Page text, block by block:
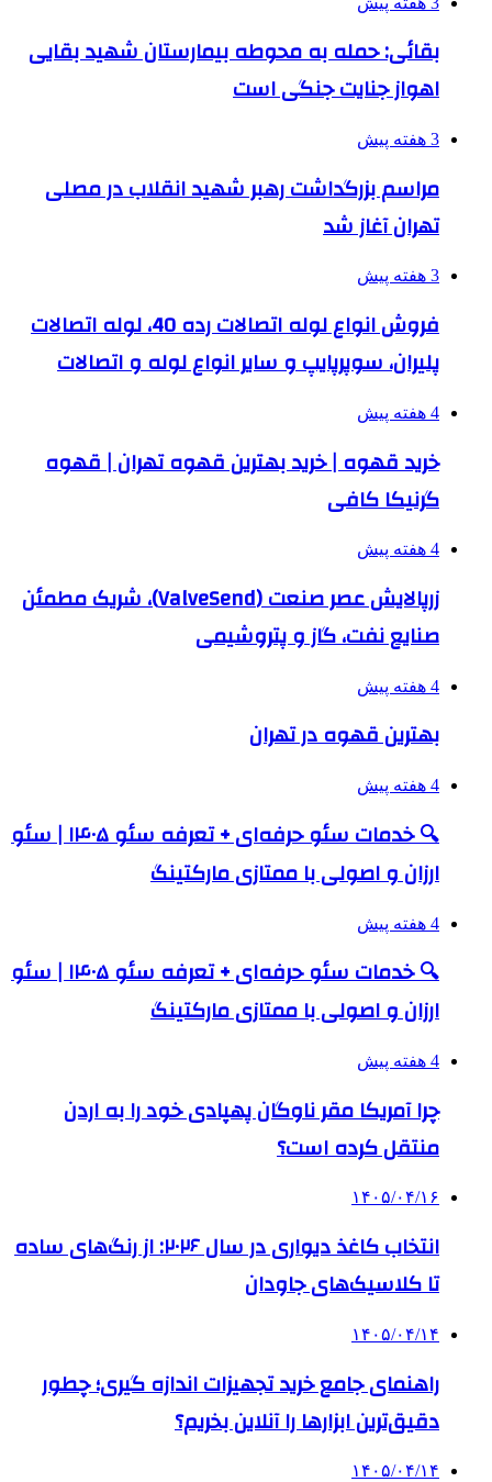
بقائی: حمله به محوطه بیمارستان شهید بقایی
اهواز جنایت جنگی است
3 هفته پیش
مراسم بزرگداشت رهبر شهید انقلاب در مصلی
تهران آغاز شد
3 هفته پیش
فروش انواع لوله اتصالات رده 40، لوله اتصالات
پلیران، سوپرپایپ و سایر انواع لوله و اتصالات
4 هفته پیش
خرید قهوه | خرید بهترین قهوه تهران | قهوه
گرنیکا کافی
4 هفته پیش
زرپالایش عصر صنعت (ValveSend)، شریک مطمئن
صنایع نفت، گاز و پتروشیمی
4 هفته پیش
بهترین قهوه در تهران
4 هفته پیش
🔍 خدمات سئو حرفه‌ای + تعرفه سئو ۱۴۰۵ | سئو
ارزان و اصولی با ممتازی مارکتینگ
4 هفته پیش
🔍 خدمات سئو حرفه‌ای + تعرفه سئو ۱۴۰۵ | سئو
ارزان و اصولی با ممتازی مارکتینگ
4 هفته پیش
چرا آمریکا مقر ناوگان پهپادی خود را به اردن
منتقل کرده است؟
۱۴۰۵/۰۴/۱۶
انتخاب کاغذ دیواری در سال ۲۰۲۶: از رنگ‌های ساده
تا کلاسیک‌های جاودان
۱۴۰۵/۰۴/۱۴
راهنمای جامع خرید تجهیزات اندازه گیری؛ چطور
دقیق‌ترین ابزارها را آنلاین بخریم؟
۱۴۰۵/۰۴/۱۴